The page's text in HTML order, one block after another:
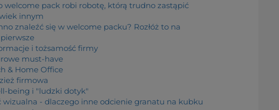
welcome pack robi robotę, którą trudno zastąpić
innym
znaleźć się w welcome packu? Rozłóż to na
i tożsamość firmy
must-have
& Home Office
firmowa
being i "ludzki dotyk"
wizualna - dlaczego inne odcienie granatu na kubku